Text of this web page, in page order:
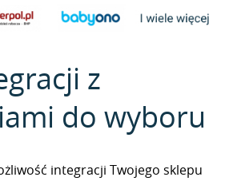
z
do wyboru
integracji Twojego sklepu